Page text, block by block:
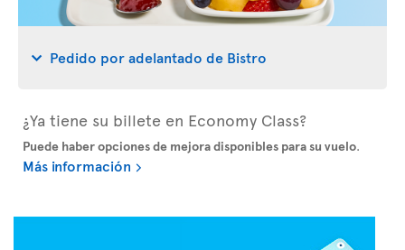
Pedido por adelantado de Bistro
¿Ya tiene su billete en Economy Class?
Puede haber opciones de mejora disponibles para su vuelo.
Más información